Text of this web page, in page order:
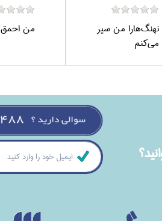
نهنگ‌هارا من سير
مي‌كنم
من احمق